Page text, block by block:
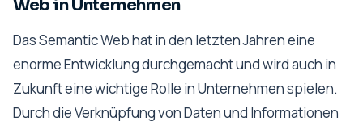
Web in Unternehmen
Das Semantic Web hat in den letzten Jahren eine
enorme Entwicklung durchgemacht und wird auch in
Zukunft eine wichtige Rolle in Unternehmen spielen.
Durch die Verknüpfung von Daten und Informationen